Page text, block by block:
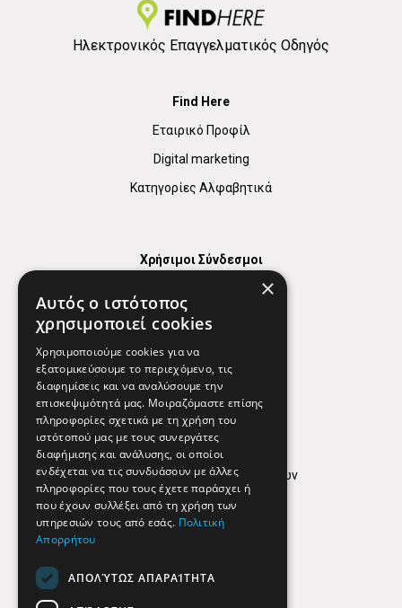
Ηλεκτρονικός Επαγγελματικός Οδηγός
Find Here
Εταιρικό Προφίλ
Digital marketing
Κατηγορίες Αλφαβητικά
Χρήσιμοι Σύνδεσμοι
Χρήσιμα Τηλέφωνα
Εφημερεύοντα Φαρμακεία
Απόρρητο
Όροι Χρήσης
Πολιτική προστασίας δεδομένων
Findhere
Social Media
×
Αυτός ο ιστότοπος
χρησιμοποιεί cookies
Χρησιμοποιούμε cookies για να
εξατομικεύσουμε το περιεχόμενο, τις
διαφημίσεις και να αναλύσουμε την
επισκεψιμότητά μας. Μοιραζόμαστε επίσης
πληροφορίες σχετικά με τη χρήση του
ιστότοπού μας με τους συνεργάτες
διαφήμισης και ανάλυσης, οι οποίοι
ενδέχεται να τις συνδυάσουν με άλλες
πληροφορίες που τους έχετε παράσχει ή
που έχουν συλλέξει από τη χρήση των
υπηρεσιών τους από εσάς. Πολιτική
Απορρήτου
ΑΠΟΛΎΤΩΣ ΑΠΑΡΑΊΤΗΤΑ